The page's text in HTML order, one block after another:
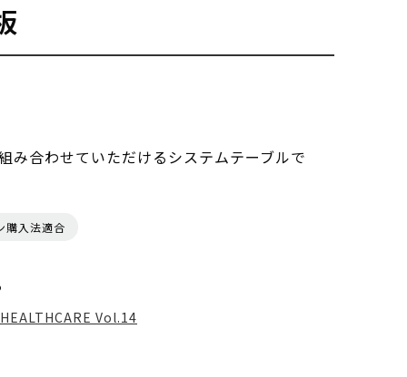
み合わせていただけるシステムテーブルで
購入法適合
HEALTHCARE Vol.14